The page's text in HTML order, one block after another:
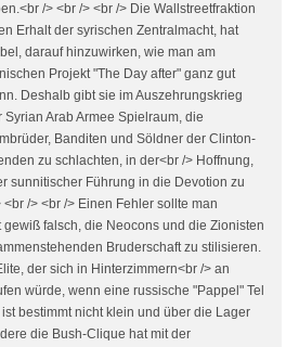
/> <br /> <br /> Die Wallstreetfraktion
Erhalt der syrischen Zentralmacht, hat
darauf hinzuwirken, wie man am
Projekt "The Day after" ganz gut
Deshalb gibt sie im Auszehrungskrieg
Arab Armee Spielraum, die
Banditen und Söldner der Clinton-
zu schlachten, in der<br /> Hoffnung,
sunnitischer Führung in die Devotion zu
/> <br /> Einen Fehler sollte man
gewiß falsch, die Neocons und die Zionisten
Bruderschaft zu stilisieren.
der sich in Hinterzimmern<br /> an
würde, wenn eine russische "Pappel" Tel
bestimmt nicht klein und über die Lager
die Bush-Clique hat mit der